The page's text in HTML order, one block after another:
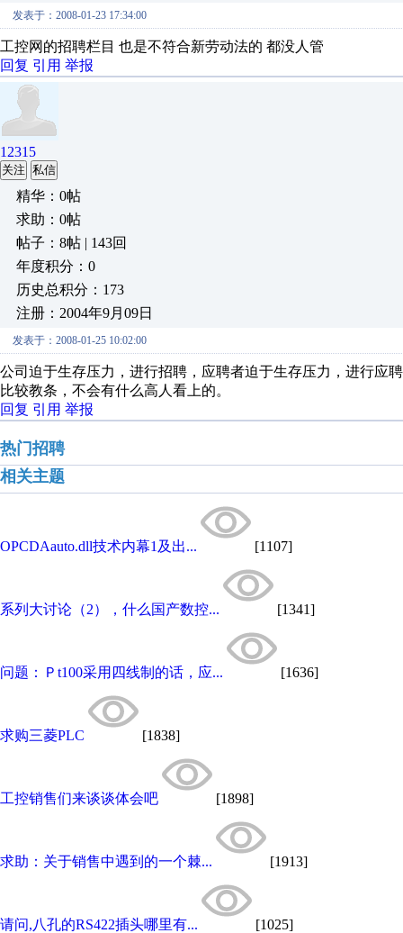
发表于：2008-01-23 17:34:00
工控网的招聘栏目 也是不符合新劳动法的 都没人管
回复 引用 举报
12315
关注 私信
精华：0帖
求助：0帖
帖子：8帖 | 143回
年度积分：0
历史总积分：173
注册：2004年9月09日
发表于：2008-01-25 10:02:00
公司迫于生存压力，进行招聘，应聘者迫于生存压力，进行应
比较教条，不会有什么高人看上的。
回复 引用 举报
热门招聘
相关主题
OPCDAauto.dll技术内幕1及出... [1107]
系列大讨论（2），什么国产数控... [1341]
问题：Ｐt100采用四线制的话，应... [1636]
求购三菱PLC [1838]
工控销售们来谈谈体会吧 [1898]
求助：关于销售中遇到的一个棘... [1913]
请问,八孔的RS422插头哪里有... [1025]